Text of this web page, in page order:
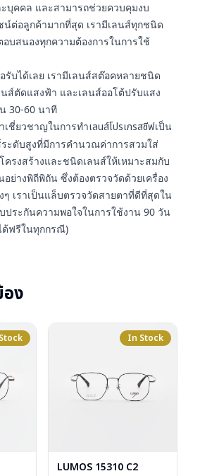
บุคคล และสามารถช่วยควบคุมงบ
ต่อลูกค้ามากที่สุด เรามีเลนส์ทุกชนิด
บสนองทุกความต้องการในการใช้
รับได้เลย เรามีเลนส์สต๊อคหลายชนิด
ส์ตัดแสงฟ้า และเลนส์ออโต้ปรับแสง
30-60 นาที
เชี่ยวชาญในการทำเลนส์โปรเกรสซีฟเป็น
ะดับสูงที่มีการคำนวณค่าการสวมใส่
ครงสร้างและชนิดเลนส์ให้เหมาะสมกับ
ย่างพิถีพิถัน ซึ่งต้องตรวจวัดด้วยเครื่อง
เราเป็นแล็บตรวจวัดสายตาที่ดีที่สุดใน
ประกันความพอใจในการใช้งาน 90 วัน
ด้ฟรีในทุกกรณี)
ง
In Stock
LUMOS 15310 C2